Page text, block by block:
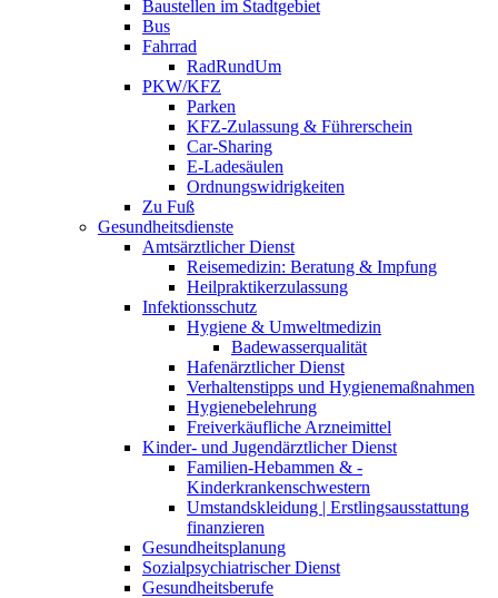
Baustellen im Stadtgebiet
Bus
Fahrrad
RadRundUm
PKW/KFZ
Parken
KFZ-Zulassung & Führerschein
Car-Sharing
E-Ladesäulen
Ordnungswidrigkeiten
Zu Fuß
Gesundheitsdienste
Amtsärztlicher Dienst
Reisemedizin: Beratung & Impfung
Heilpraktikerzulassung
Infektionsschutz
Hygiene & Umweltmedizin
Badewasserqualität
Hafenärztlicher Dienst
Verhaltenstipps und Hygienemaßnahmen
Hygienebelehrung
Freiverkäufliche Arzneimittel
Kinder- und Jugendärztlicher Dienst
Familien-Hebammen & -
Kinderkrankenschwestern
Umstandskleidung | Erstlingsausstattung
finanzieren
Gesundheitsplanung
Sozialpsychiatrischer Dienst
Gesundheitsberufe